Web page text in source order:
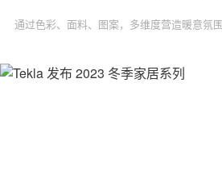
通过色彩、面料、图案，多维度营造暖意氛围